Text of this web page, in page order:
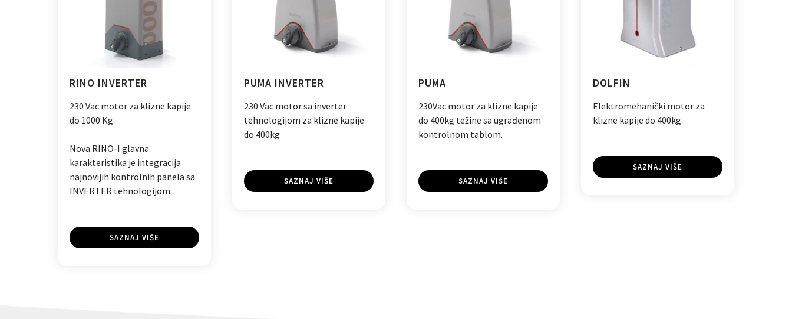
RINO INVERTER
230 Vac motor za klizne kapije
do 1000 Kg.
Nova RINO-I glavna
karakteristika je integracija
najnovijih kontrolnih panela sa
INVERTER tehnologijom.
SAZNAJ VIŠE
PUMA INVERTER
230 Vac motor sa inverter
tehnologijom za klizne kapije
do 400kg
SAZNAJ VIŠE
PUMA
230Vac motor za klizne kapije
do 400kg težine sa ugrađenom
kontrolnom tablom.
SAZNAJ VIŠE
DOLFIN
Elektromehanički motor za
klizne kapije do 400kg.
SAZNAJ VIŠE